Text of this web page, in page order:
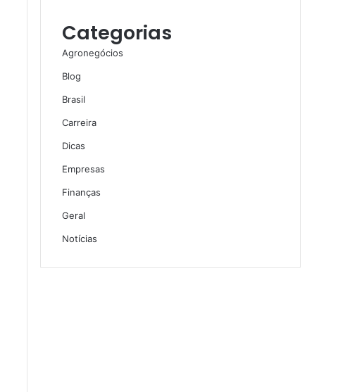
Categorias
Agronegócios
Blog
Brasil
Carreira
Dicas
Empresas
Finanças
Geral
Notícias